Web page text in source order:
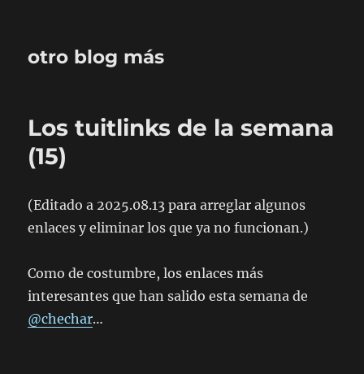
otro blog más
Los tuitlinks de la semana
(15)
(Editado a 2025.08.13 para arreglar algunos
enlaces y eliminar los que ya no funcionan.)
Como de costumbre, los enlaces más
interesantes que han salido esta semana de
@chechar…